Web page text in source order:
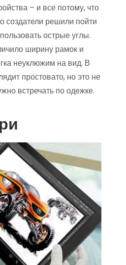
– и все потому, что
создатели решили пойти
острые углы.
ширину рамок и
неуклюжим на вид. В
простовато, но это не
встречать по одежке.